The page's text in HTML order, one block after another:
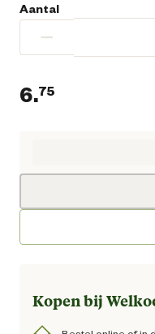
Aantal
−
6.75
Kopen bij